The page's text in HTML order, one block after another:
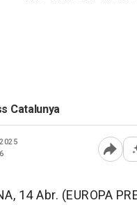
Catalunya
14 Abr. (EUROPA